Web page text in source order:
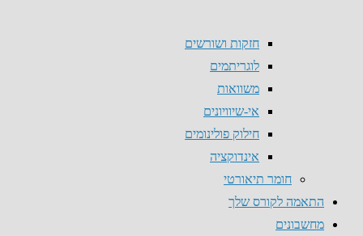
חזקות ושורשים
לוגריתמים
משוואות
אי-שיוויונים
חילוק פולינומים
אינדוקציה
חומר תיאורטי
התאמה לקורס שלך
מחשבונים